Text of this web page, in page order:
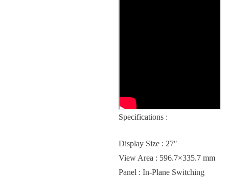
Specifications :
Display Size : 27″
View Area : 596.7×335.7 mm
Panel : In-Plane Switching